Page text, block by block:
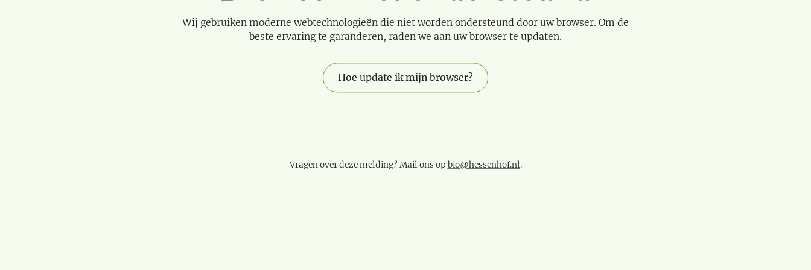
Wij gebruiken moderne webtechnologieën die niet worden ondersteund door uw browser. Om de
beste ervaring te garanderen, raden we aan uw browser te updaten.
Hoe update ik mijn browser?
Vragen over deze melding? Mail ons op bio@hessenhof.nl.